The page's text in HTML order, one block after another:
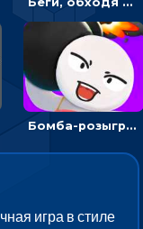
Бомба-розыгрыш: передавай и беги – 3D гиперказуалка
игра в стиле